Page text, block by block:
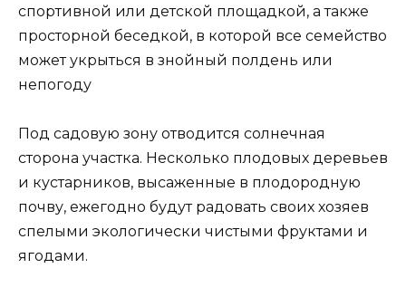
спортивной или детской площадкой, а также
просторной беседкой, в которой все семейство
может укрыться в знойный полдень или
непогоду
Под садовую зону отводится солнечная
сторона участка. Несколько плодовых деревьев
и кустарников, высаженные в плодородную
почву, ежегодно будут радовать своих хозяев
спелыми экологически чистыми фруктами и
ягодами.